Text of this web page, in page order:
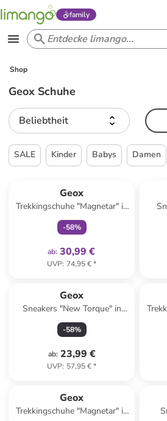
family
Shop
Geox Schuhe
Beliebtheit
SALE Kinder Babys Damen
Geox
Trekkingschuhe "Magnetar" in
Blau
-58%
ab: 30,99 €
UVP: 74,95 €*
Geox
Sneakers "New Torque" in
Schwarz/ Orange
-58%
ab: 23,99 €
UVP: 57,95 €*
Geox
Trekkingschuhe "Magnetar" in